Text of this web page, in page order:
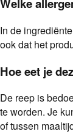
Welke
In de
ook dat het
Hoe eet je
De reep is
te worden. Je
of tussen